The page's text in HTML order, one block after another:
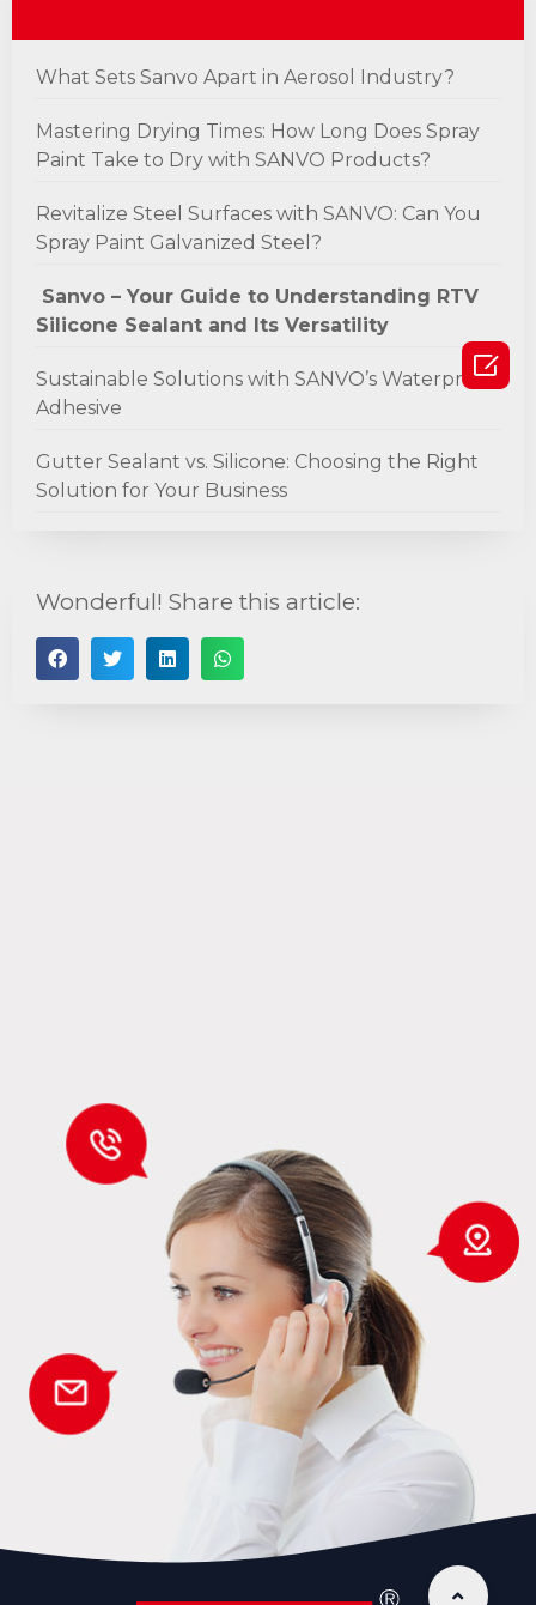
What Sets Sanvo Apart in Aerosol Industry?
Mastering Drying Times: How Long Does Spray
Paint Take to Dry with SANVO Products?
Revitalize Steel Surfaces with SANVO: Can You
Spray Paint Galvanized Steel?
Sanvo – Your Guide to Understanding RTV
Silicone Sealant and Its Versatility
Sustainable Solutions with SANVO’s Waterproof
Adhesive
Gutter Sealant vs. Silicone: Choosing the Right
Solution for Your Business
Wonderful! Share this article:
